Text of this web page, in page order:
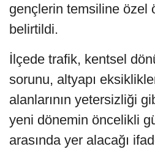
gençlerin temsiline özel
belirtildi.
İlçede trafik, kentsel
sorunu, altyapı
alanlarının yetersizliği
yeni dönemin öncelikli
arasında yer alacağı